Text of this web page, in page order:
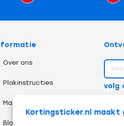
Kortingsticker.nl maakt
Over ons
Plakinstructies
Materiaalsoorten
Blog
volg